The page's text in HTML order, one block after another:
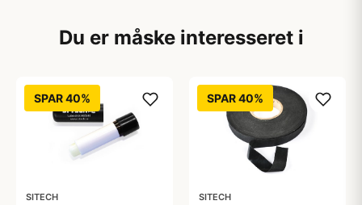
Du er måske interesseret i
SPAR 40%
SITECH
SPAR 40%
SITECH